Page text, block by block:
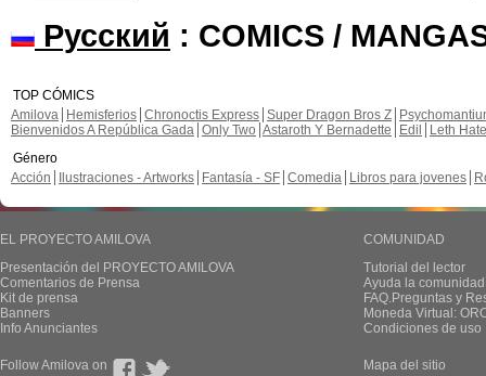
Русский : COMICS /
TOP CÓMICS
Amilova
Hemisferios Chronoctis Express Super Dragon Bros Z
Bienvenidos A República Gada Only Two Astaroth Y Bernadette Edil
Leth Hate
Género
Acción
Ilustraciones - Artworks Fantasía - SF Comedia Libros para jovenes
EL PROYECTO AMILOVA
Presentación del PROYECTO AMILOVA
Comentarios de Prensa
Kit de prensa
Banners
Info Anunciantes
COMUNIDAD
Tutorial del lector
Ayuda la
FAQ.Preguntas y
Moneda Virtual:
Condiciones de uso
Follow Amilova on Mapa del sitio